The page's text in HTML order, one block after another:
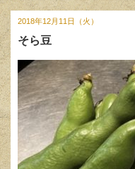
2018年12月11日（火）
そら豆